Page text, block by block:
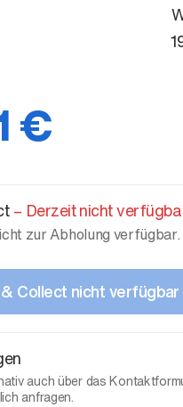
€
– Derzeit nicht
zur Abholung verfügbar.
Collect nicht verfügbar
auch über das
anfragen.